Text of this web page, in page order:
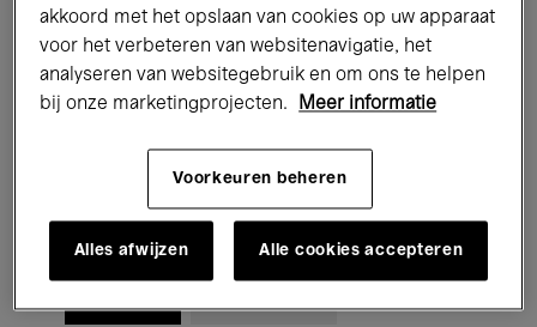
Performances Lezingen & Debatten
Jazz Klassieke Muziek Global Music
Elektronische Muziek
Voor iedereen Kids’ Palace
akkoord met het opslaan van cookies op uw apparaat
voor het verbeteren van websitenavigatie, het
analyseren van websitegebruik en om ons te helpen
bij onze marketingprojecten.
Meer informatie
Voorkeuren beheren
Alles afwijzen Alle cookies accepteren